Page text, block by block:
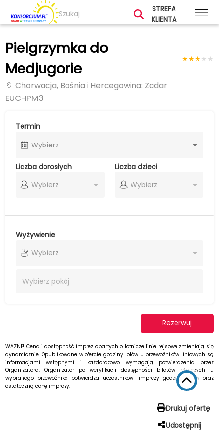
STREFA
KLIENTA
Pielgrzymka do
Medjugorie
★
★
★
★
★
Chorwacja, Bośnia i Hercegowina: Zadar
EUCHPM3
Termin
Wybierz
Liczba dorosłych
Wybierz
Liczba dzieci
Wybierz
Wyżywienie
Wybierz
Wybierz pokój
Rezerwuj
WAŻNE! Cena i dostępność imprez opartych o lotnicze linie rejsowe zmieniają się
dynamicznie. Opublikowane w ofercie godziny lotów u przewoźników liniowych są
informacjami wstępnymi i każdorazowo wymagają potwierdzenia przez
Organizatora. Organizator po weryfikacji dostępności biletów lotniczych u
wybranego przewoźnika potwierdza uczestnikowi imprezy godziny lotów oraz
ostateczną cenę imprezy.
Drukuj ofertę
Udostępnij